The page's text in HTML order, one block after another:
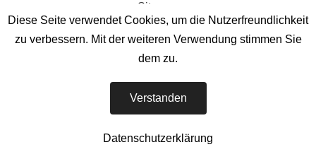
Sitemap
GABELSTAPLER MIETSERVICE
– Ihr Mietpartner für Industrie, Bau & Events
Diese Seite verwendet Cookies, um die Nutzerfreundlichkeit
zu verbessern. Mit der weiteren Verwendung stimmen Sie
dem zu.
Verstanden
Datenschutzerklärung